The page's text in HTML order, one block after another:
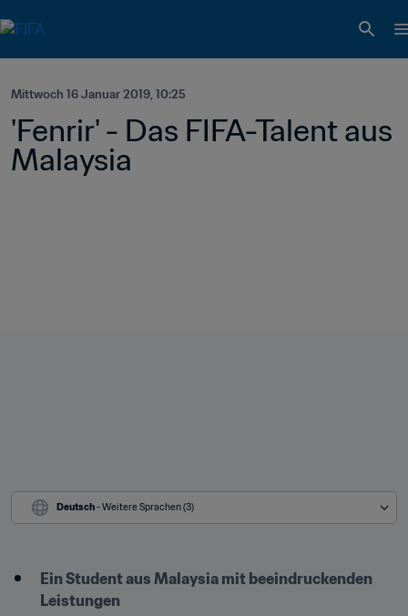
Mittwoch 16 Januar 2019, 10:25
'Fenrir' - Das FIFA-Talent aus
Malaysia
Deutsch - Weitere Sprachen (3)
Ein Student aus Malaysia mit beeindruckenden
Leistungen